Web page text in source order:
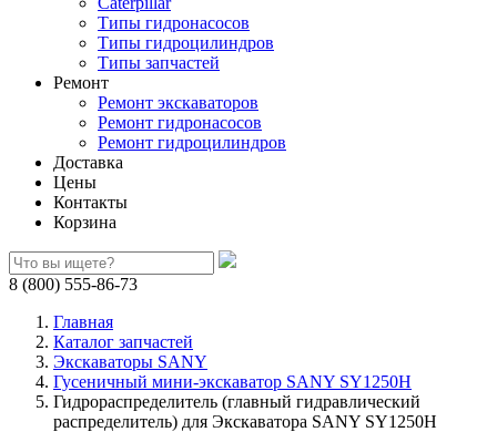
Типы гидронасосов
Типы гидроцилиндров
Типы запчастей
Ремонт
Ремонт экскаваторов
Ремонт гидронасосов
Ремонт гидроцилиндров
Доставка
Цены
Контакты
Корзина
8 (800) 555-86-73
Главная
Каталог запчастей
Экскаваторы SANY
Гусеничный мини-экскаватор SANY SY1250H
Гидрораспределитель (главный гидравлический
распределитель) для Экскаватора SANY SY1250H